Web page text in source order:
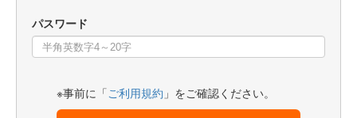
パスワード
※事前に「 ご利用規約 」をご確認ください。